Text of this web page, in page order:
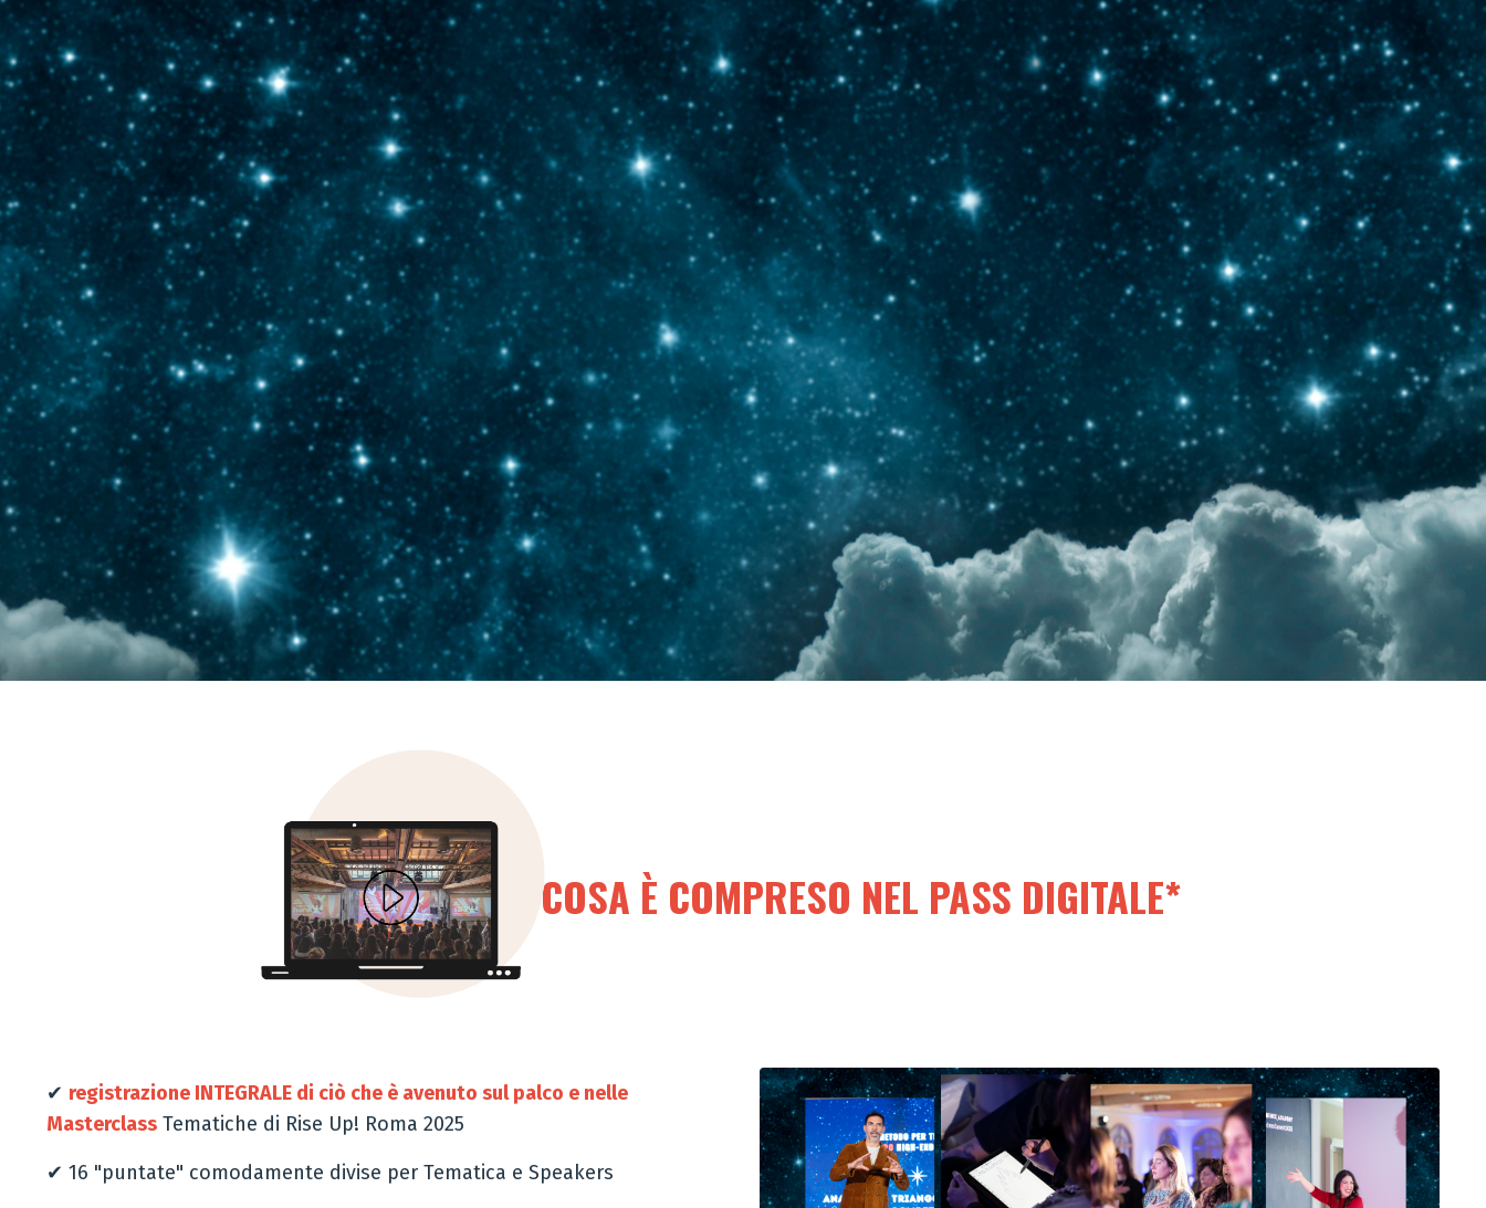
COSA È COMPRESO NEL PASS DIGITALE*
✔ registrazione INTEGRALE di ciò che è avenuto sul palco e nelle
Masterclass Tematiche di Rise Up! Roma 2025
✔ 16 "puntate" comodamente divise per Tematica e Speakers